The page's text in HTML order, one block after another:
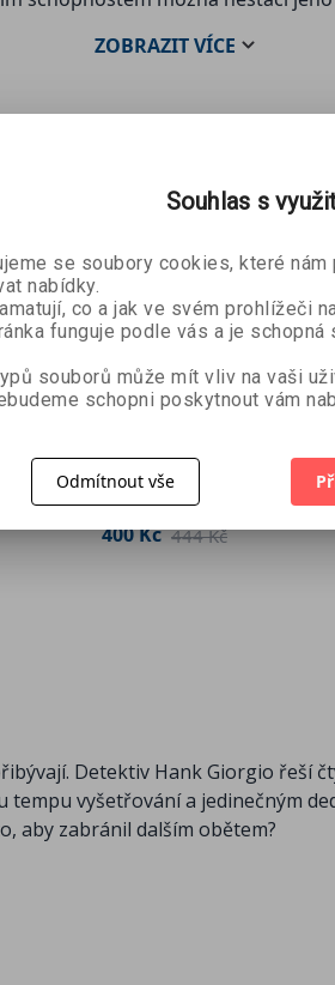
ZOBRAZITVÍCE
Šestnáct let beze
Gillian French
400 Kč 444 Kč
Detektiv Hank Giorgio řeší
tempu vyšetřování a jedinečným
aby zabránil dalším obětem?
Souhlas s
se soubory cookies, které
nabídky.
co a jak ve svém prohlížeči
funguje podle vás a je
souborů může mít vliv na vaši
schopni poskytnout vám
Odmítnout vše